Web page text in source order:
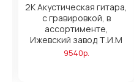
2K Акустическая гитара,
с гравировкой, в
ассортименте,
Ижевский завод Т.И.М
9540р.